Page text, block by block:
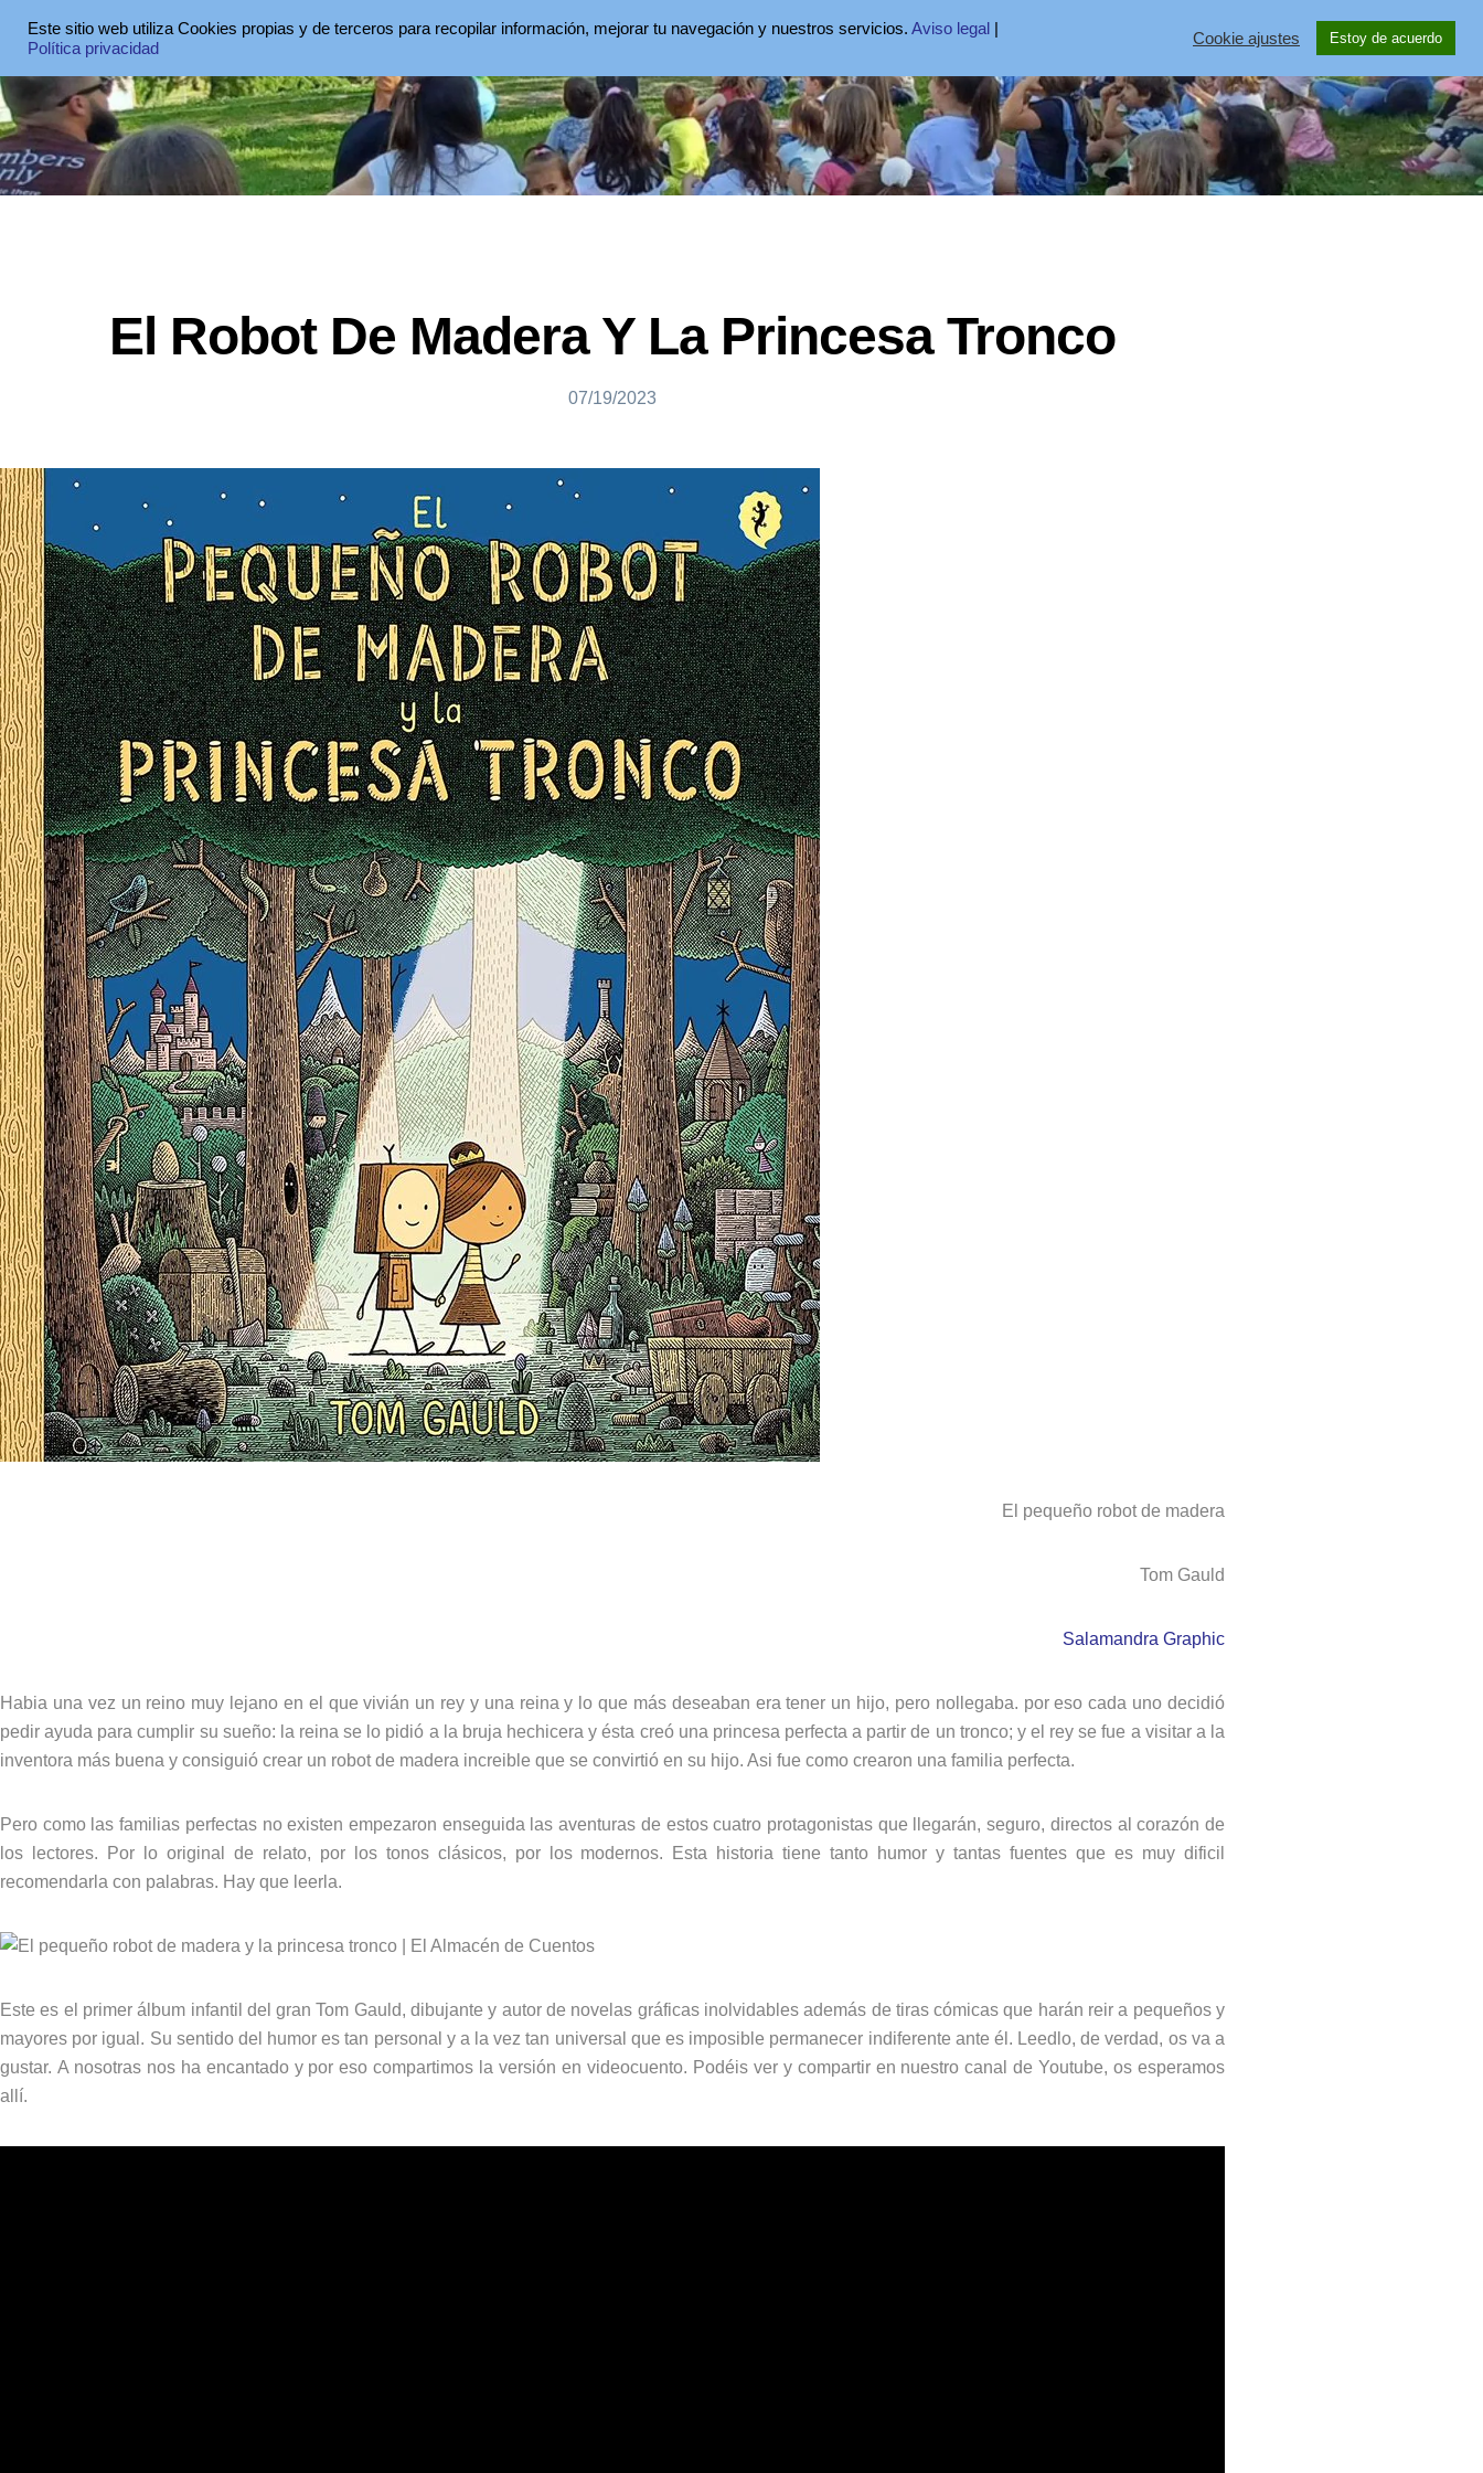
El Robot De Madera Y La Princesa Tronco
07/19/2023
El pequeño robot de madera
Tom Gauld
Salamandra Graphic
Habia una vez un reino muy lejano en el que vivián un rey y una reina y lo que más deseaban era tener un hijo, pero nollegaba. por eso cada uno decidió
pedir ayuda para cumplir su sueño: la reina se lo pidió a la bruja hechicera y ésta creó una princesa perfecta a partir de un tronco; y el rey se fue a visitar a la
inventora más buena y consiguió crear un robot de madera increible que se convirtió en su hijo. Asi fue como crearon una familia perfecta.
Pero como las familias perfectas no existen empezaron enseguida las aventuras de estos cuatro protagonistas que llegarán, seguro, directos al corazón de
los lectores. Por lo original de relato, por los tonos clásicos, por los modernos. Esta historia tiene tanto humor y tantas fuentes que es muy dificil
recomendarla con palabras. Hay que leerla.
Este es el primer álbum infantil del gran Tom Gauld, dibujante y autor de novelas gráficas inolvidables además de tiras cómicas que harán reir a pequeños y
mayores por igual. Su sentido del humor es tan personal y a la vez tan universal que es imposible permanecer indiferente ante él. Leedlo, de verdad, os va a
gustar. A nosotras nos ha encantado y por eso compartimos la versión en videocuento. Podéis ver y compartir en nuestro canal de Youtube, os esperamos
allí.
Este sitio web utiliza Cookies propias y de terceros para recopilar información, mejorar tu navegación y nuestros servicios. Aviso legal |
Política privacidad
Cookie ajustes Estoy de acuerdo